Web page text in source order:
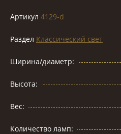
Артикул 4129-d
Раздел Классический свет
Ширина/диаметр:
Высота:
Вес:
Количество ламп: